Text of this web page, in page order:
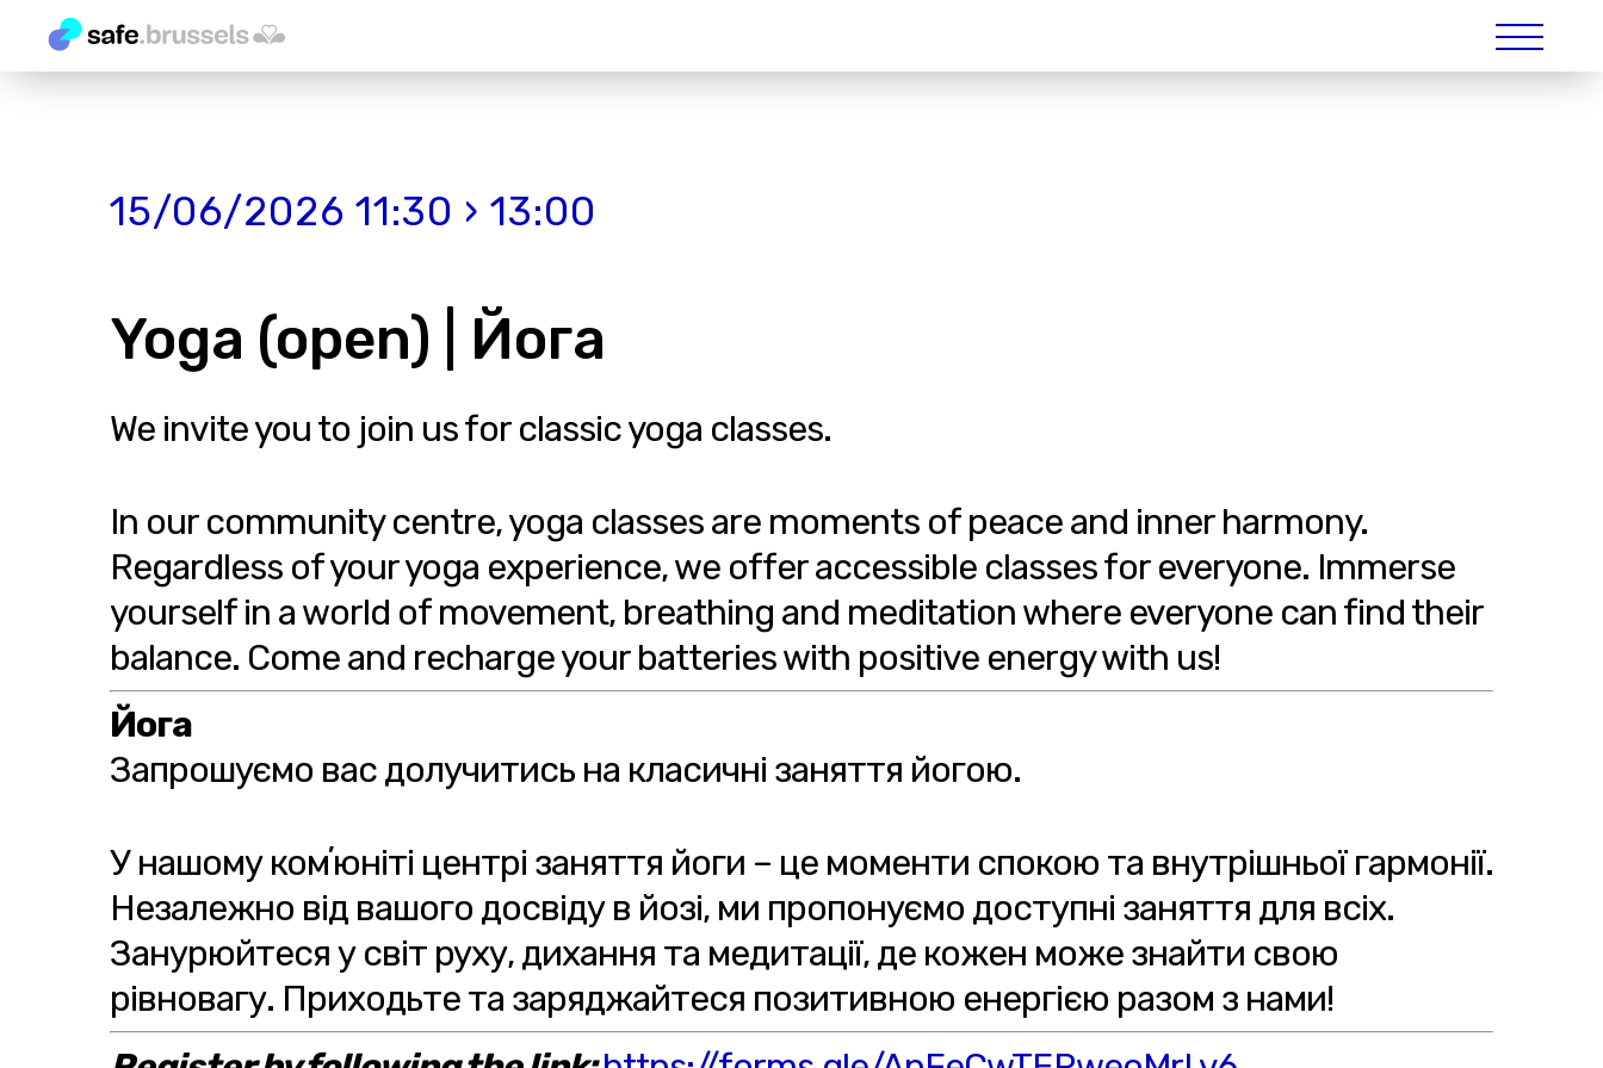
15/06/2026 11:30 › 13:00
Yoga (open) | Йога
We invite you to join us for classic yoga classes.
In our community centre, yoga classes are moments of peace and inner harmony.
Regardless of your yoga experience, we offer accessible classes for everyone. Immerse
yourself in a world of movement, breathing and meditation where everyone can find their
balance. Come and recharge your batteries with positive energy with us!
Йога
Запрошуємо вас долучитись на класичні заняття йогою.
У нашому комʼюніті центрі заняття йоги – це моменти спокою та внутрішньої гармонії.
Незалежно від вашого досвіду в йозі, ми пропонуємо доступні заняття для всіх.
Занурюйтеся у світ руху, дихання та медитації, де кожен може знайти свою
рівновагу. Приходьте та заряджайтеся позитивною енергією разом з нами!